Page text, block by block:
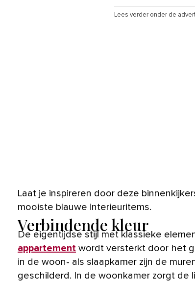
Lees verder onder de
Laat je inspireren door deze binnenkijkers en shop je blij met de
mooiste blauwe interieuritems.
Verbindende kleur
De eigentijdse stijl met klassieke
appartement wordt versterkt door het
in de woon- als slaapkamer zijn de
geschilderd. In de woonkamer zorgt de